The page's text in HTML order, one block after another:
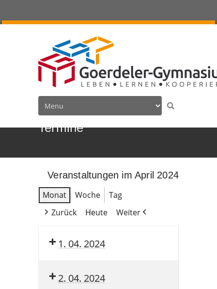
Termine
Veranstaltungen im April 2024
Monat
Woche
Tag
Zurück
Heute Weiter
1. 04. 2024
2. 04. 2024